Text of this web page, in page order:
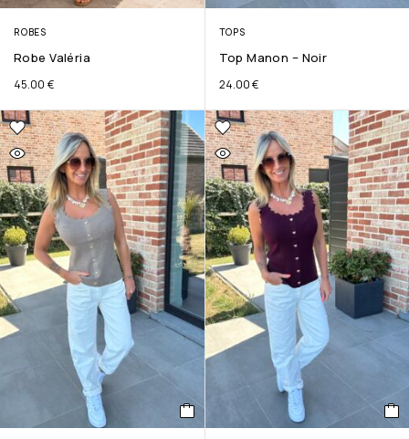
ROBES
Robe Valéria
45.00 €
TOPS
Top Manon – Noir
24.00€